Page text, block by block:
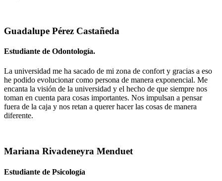
Guadalupe Pérez Castañeda
Estudiante de Odontología.
La universidad me ha sacado de mi zona de confort y gracias a eso
he podido evolucionar como persona de manera exponencial. Me
encanta la visión de la universidad y el hecho de que siempre nos
toman en cuenta para cosas importantes. Nos impulsan a pensar
fuera de la caja y nos retan a querer hacer las cosas de manera
diferente.
Mariana Rivadeneyra Menduet
Estudiante de Psicología